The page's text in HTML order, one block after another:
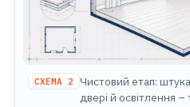
СХЕМА 2 Чистовий етап:
двері й освітлення